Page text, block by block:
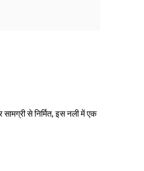
से निर्मित, इस नली में एक